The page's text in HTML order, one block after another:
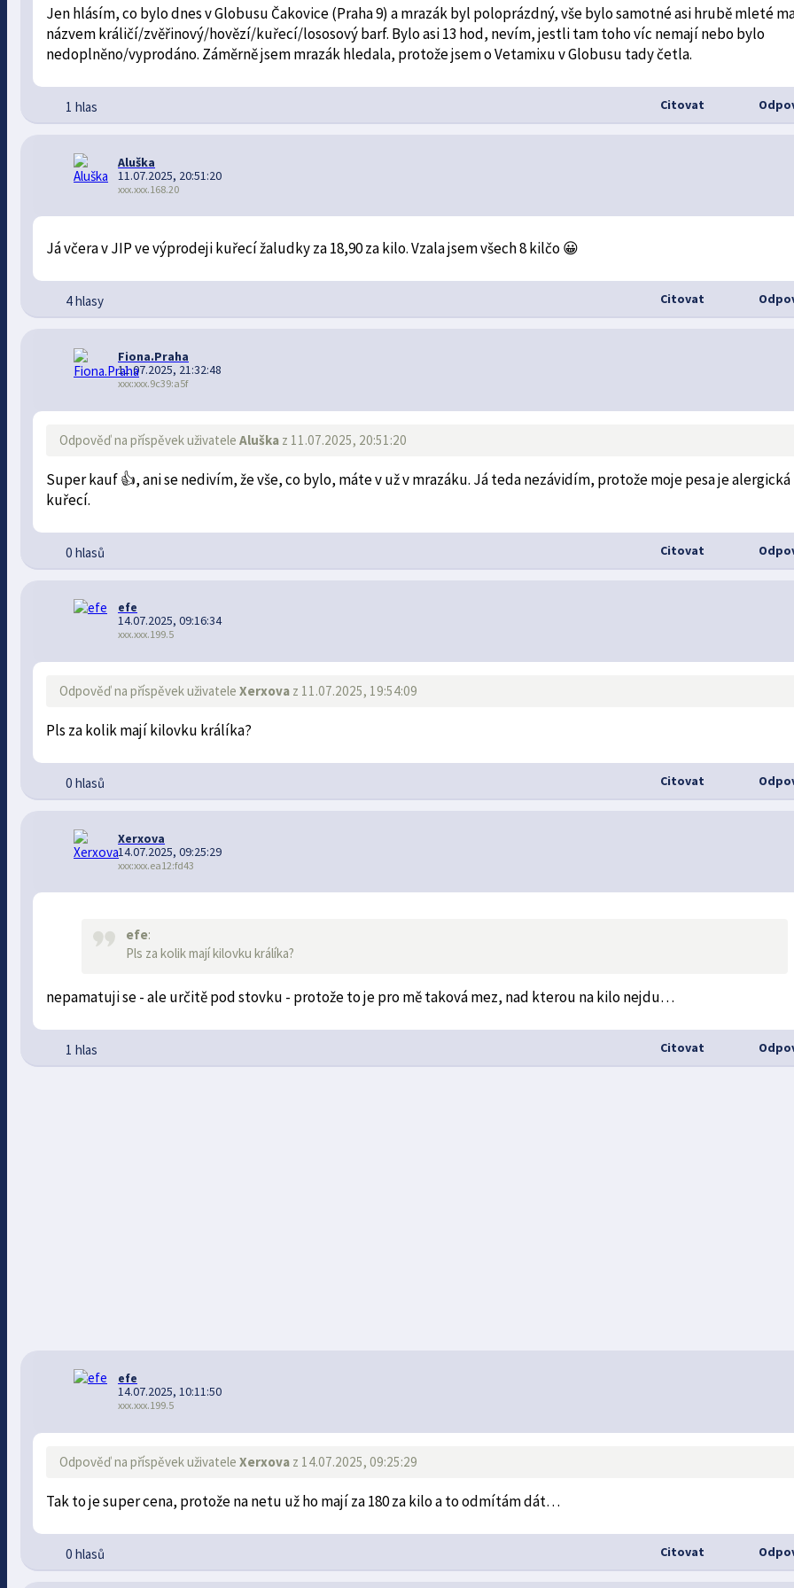
Jen hlásím, co bylo dnes v Globusu Čakovice (Praha 9) a mrazák byl poloprázdný, vše bylo samotné asi hrubě mleté
názvem králičí/zvěřinový/hovězí/kuřecí/lososový barf. Bylo asi 13 hod, nevím, jestli tam toho víc nemají nebo bylo
nedoplněno/vyprodáno. Záměrně jsem mrazák hledala, protože jsem o Vetamixu v Globusu tady četla.
1 hlas Citovat
Aluška
11.07.2025, 20:51:20
xxx.xxx.168.20
Já včera v JIP ve výprodeji kuřecí žaludky za 18,90 za kilo. Vzala jsem všech 8 kilčo 😀
4 hlasy Citovat
Fiona.Praha
11.07.2025, 21:32:48
xxx:xxx.9c39:a5f
Odpověď na příspěvek uživateleAluška z 11.07.2025, 20:51:20
Super kauf 👍, ani se nedivím, že vše, co bylo, máte v už v mrazáku. Já teda nezávidím, protože moje pesa je alergická
kuřecí.
0 hlasů Citovat
efe
14.07.2025, 09:16:34
xxx.xxx.199.5
Odpověď na příspěvek uživateleXerxova z 11.07.2025, 19:54:09
Pls za kolik mají kilovku králíka?
0 hlasů Citovat
Xerxova
14.07.2025, 09:25:29
xxx:xxx.ea12:fd43
efe:
Pls za kolik mají kilovku králíka?
nepamatuji se - ale určitě pod stovku - protože to je pro mě taková mez, nad kterou na kilo nejdu…
1 hlas Citovat
efe
14.07.2025, 10:11:50
xxx.xxx.199.5
Odpověď na příspěvek uživateleXerxova z 14.07.2025, 09:25:29
Tak to je super cena, protože na netu už ho mají za 180 za kilo a to odmítám dát…
0 hlasů Citovat